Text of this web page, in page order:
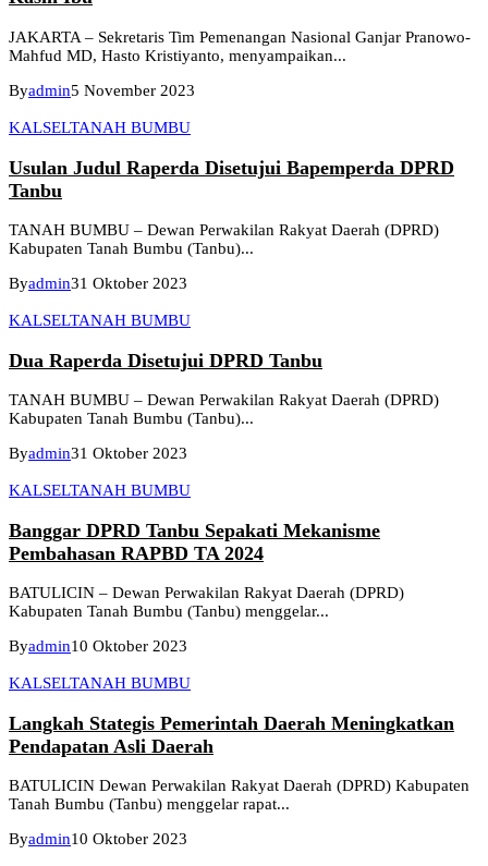
JAKARTA – Sekretaris Tim Pemenangan Nasional Ganjar Pranowo-
Mahfud MD, Hasto Kristiyanto, menyampaikan...
Byadmin5 November 2023
KALSELTANAH BUMBU
Usulan Judul Raperda Disetujui Bapemperda DPRD
Tanbu
TANAH BUMBU – Dewan Perwakilan Rakyat Daerah (DPRD)
Kabupaten Tanah Bumbu (Tanbu)...
Byadmin31 Oktober 2023
KALSELTANAH BUMBU
Dua Raperda Disetujui DPRD Tanbu
TANAH BUMBU – Dewan Perwakilan Rakyat Daerah (DPRD)
Kabupaten Tanah Bumbu (Tanbu)...
Byadmin31 Oktober 2023
KALSELTANAH BUMBU
Banggar DPRD Tanbu Sepakati Mekanisme
Pembahasan RAPBD TA 2024
BATULICIN – Dewan Perwakilan Rakyat Daerah (DPRD)
Kabupaten Tanah Bumbu (Tanbu) menggelar...
Byadmin10 Oktober 2023
KALSELTANAH BUMBU
Langkah Stategis Pemerintah Daerah Meningkatkan
Pendapatan Asli Daerah
BATULICIN Dewan Perwakilan Rakyat Daerah (DPRD) Kabupaten
Tanah Bumbu (Tanbu) menggelar rapat...
Byadmin10 Oktober 2023